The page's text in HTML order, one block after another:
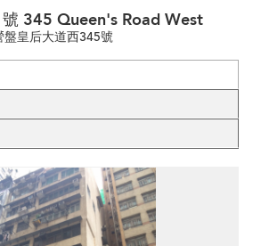
345 Queen's Road West
盤皇后大道西345號